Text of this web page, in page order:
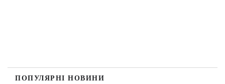
ПОПУЛЯРНІ НОВИНИ